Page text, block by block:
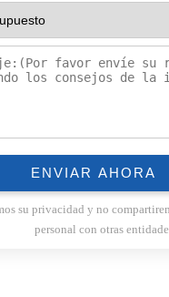
su privacidad y no
personal con otras